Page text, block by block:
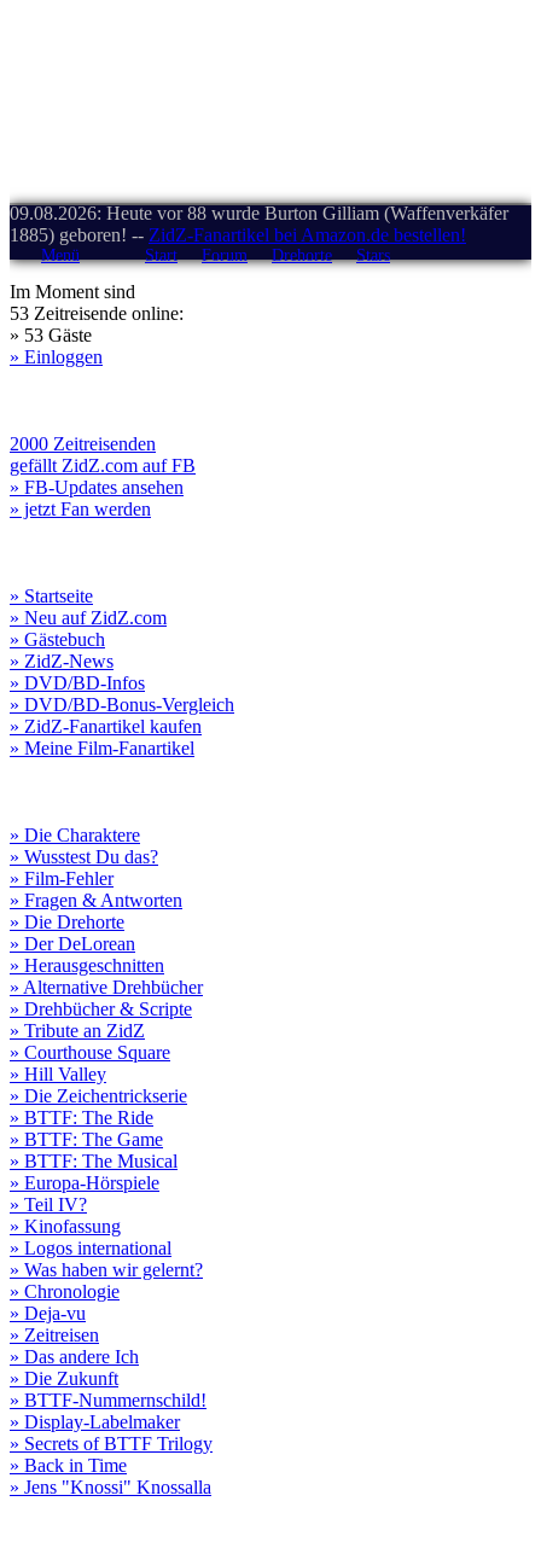
09.08.2026: Heute vor 88 wurde Burton Gilliam (Waffenverkäfer
1885) geboren! -- ZidZ-Fanartikel bei Amazon.de bestellen!
Menü Start Forum Drehorte Stars
Im Moment sind
53 Zeitreisende online:
» 53 Gäste
» Einloggen
2000 Zeitreisenden
gefällt ZidZ.com auf FB
» FB-Updates ansehen
» jetzt Fan werden
» Startseite
» Neu auf ZidZ.com
» Gästebuch
» ZidZ-News
» DVD/BD-Infos
» DVD/BD-Bonus-Vergleich
» ZidZ-Fanartikel kaufen
» Meine Film-Fanartikel
» Die Charaktere
» Wusstest Du das?
» Film-Fehler
» Fragen & Antworten
» Die Drehorte
» Der DeLorean
» Herausgeschnitten
» Alternative Drehbücher
» Drehbücher & Scripte
» Tribute an ZidZ
» Courthouse Square
» Hill Valley
» Die Zeichentrickserie
» BTTF: The Ride
» BTTF: The Game
» BTTF: The Musical
» Europa-Hörspiele
» Teil IV?
» Kinofassung
» Logos international
» Was haben wir gelernt?
» Chronologie
» Deja-vu
» Zeitreisen
» Das andere Ich
» Die Zukunft
» BTTF-Nummernschild!
» Display-Labelmaker
» Secrets of BTTF Trilogy
» Back in Time
» Jens "Knossi" Knossalla